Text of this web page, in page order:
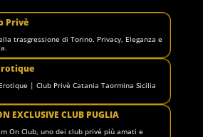
Privè
trasgressione di Torino. Privacy, Eleganza e
| Club Privè Catania Taormina Sicilia
EXCLUSIVE CLUB PUGLIA
On Club, uno dei club privé più amati e